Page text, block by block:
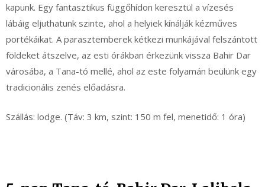
kapunk. Egy fantasztikus függőhídon keresztül a vízesés
lábáig eljuthatunk szinte, ahol a helyiek kínálják kézműves
portékáikat. A parasztemberek kétkezi munkájával felszántott
földeket átszelve, az esti órákban érkezünk vissza Bahir Dar
városába, a Tana-tó mellé, ahol az este folyamán beülünk egy
tradicionális zenés előadásra.
Szállás: lodge. (Táv: 3 km, szint: 150 m fel, menetidő: 1 óra)